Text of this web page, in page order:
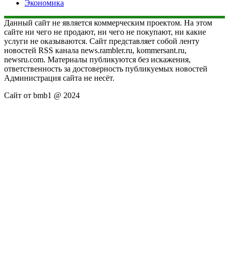
Экономика
Данный сайт не является коммерческим проектом. На этом
сайте ни чего не продают, ни чего не покупают, ни какие
услуги не оказываются. Сайт представляет собой ленту
новостей RSS канала news.rambler.ru, kommersant.ru,
newsru.com. Материалы публикуются без искажения,
ответственность за достоверность публикуемых новостей
Администрация сайта не несёт.
Сайт от bmb1 @ 2024